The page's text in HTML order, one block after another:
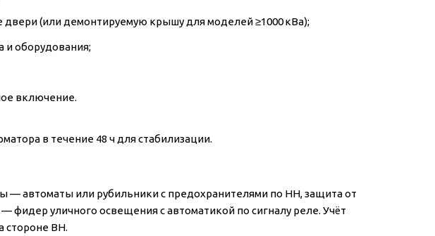
двери (или демонтируемую крышу для моделей ≥1000 кВа);
и оборудования;
включение.
в течение 48 ч для стабилизации.
— автоматы или рубильники с предохранителями по НН, защита от
фидер уличного освещения с автоматикой по сигналу реле. Учёт
стороне ВН.